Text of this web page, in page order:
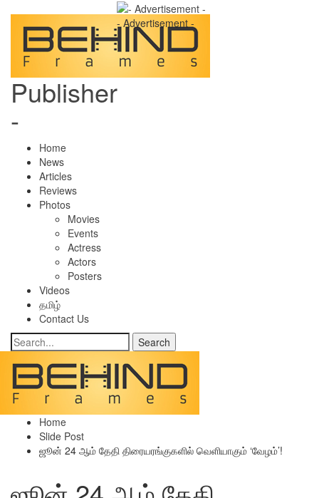
Publisher
-
- Advertisement -
Home
News
Articles
Reviews
Photos
Movies
Events
Actress
Actors
Posters
Videos
தமிழ்
Contact Us
Home
Slide Post
ஜூன் 24 ஆம் தேதி திரையரங்குகளில் வெளியாகும் ‘வேழம்’!